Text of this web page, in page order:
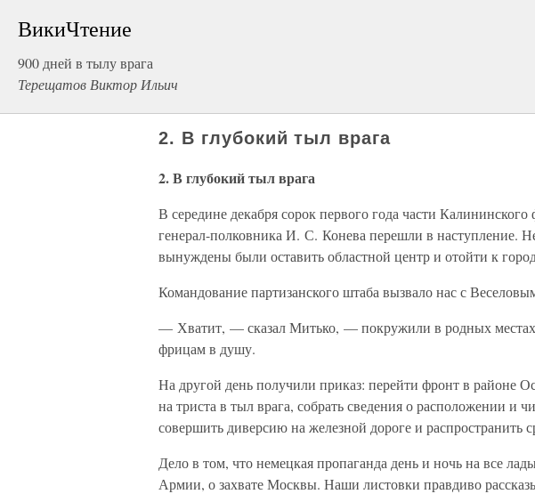
ВикиЧтение
900 дней в тылу врага
Терещатов Виктор Ильич
2. В глубокий тыл врага
2. В глубокий тыл врага
В середине декабря сорок первого года части
генерал-полковника И. С. Конева перешли в наступление.
вынуждены были оставить областной центр и отойти к
Командование партизанского штаба вызвало нас с
— Хватит, — сказал Митько, — покружили в родных местах.
фрицам в душу.
На другой день получили приказ: перейти фронт в районе
на триста в тыл врага, собрать сведения о расположении и
совершить диверсию на железной дороге и распространить
Дело в том, что немецкая пропаганда день и ночь на все
Армии, о захвате Москвы. Наши листовки правдиво